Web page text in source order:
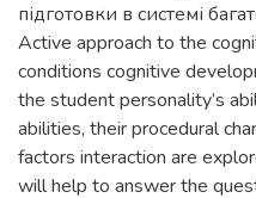
підготовки в системі
Active approach to the
conditions cognitive
the student personality’s
abilities, their procedural
factors interaction are
will help to answer the